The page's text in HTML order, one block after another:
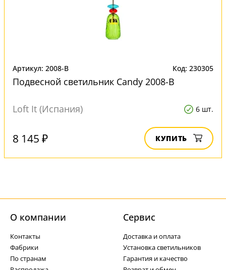
Артикул: 2008-B Код: 230305
Подвесной светильник Candy 2008-B
Loft It (Испания) 6 шт.
8 145 ₽ КУПИТЬ
О компании
Контакты
Фабрики
По странам
Cервис
Доставка и оплата
Установка светильников
Гарантия и качество